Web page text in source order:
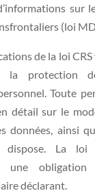
sur
(loi
de la loi
la protection
Toute
détail sur le
données, ainsi
La loi
une
déclarant.